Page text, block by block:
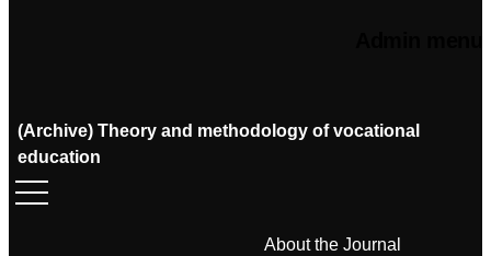
(Archive) Theory and methodology of vocational
education
About the Journal